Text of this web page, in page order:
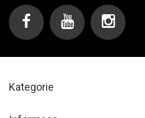
Kategorie